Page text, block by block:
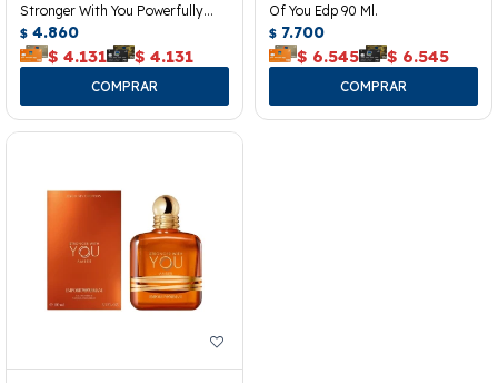
Stronger With You Powerfully
Edp 50 Ml.
$ 4.860
$ 4.131 $ 4.131
Of You Edp 90 Ml.
$ 7.700
$ 6.545 $ 6.545